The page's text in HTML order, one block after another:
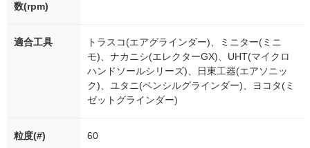
数(rpm)
適合工具
トラスコ(エアグラインダー)、ミニター(ミニ
モ)、ナカニシ(エレクターGX)、UHT(マイクロ
ハンドソールシリーズ)、日東工器(エアソニッ
ク)、ユタニ(ペンシルグラインダー)、ヨコタ(ミ
ゼットグラインダー)
粒度(#) 60